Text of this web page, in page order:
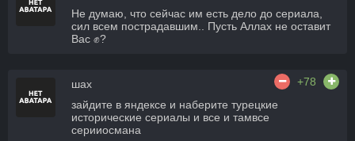
Не думаю, что сейчас им есть дело до сериала,
сил всем пострадавшим.. Пусть Аллах не оставит
Вас ✊?
шах
+78
зайдите в яндексе и наберите турецкие
исторические сериалы и все и тамвсе
серииосмана